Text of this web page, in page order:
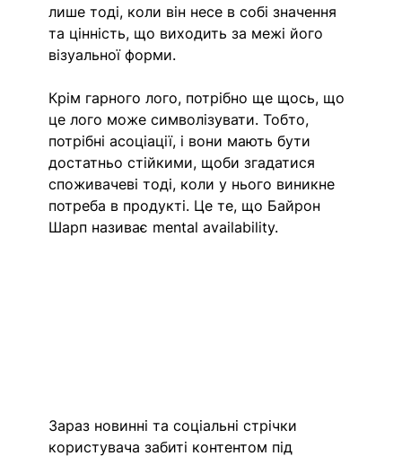
лише тоді, коли він несе в собі значення
та цінність, що виходить за межі його
візуальної форми.
Крім гарного лого, потрібно ще щось, що
це лого може символізувати. Тобто,
потрібні асоціації, і вони мають бути
достатньо стійкими, щоби згадатися
споживачеві тоді, коли у нього виникне
потреба в продукті. Це те, що Байрон
Шарп називає mental availability.
Зараз новинні та соціальні стрічки
користувача забиті контентом під